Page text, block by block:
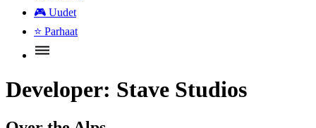
🎮 Uudet
⭐ Parhaat
Developer: Stave Studios